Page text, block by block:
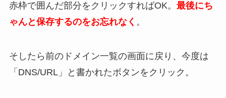
赤枠で囲んだ部分をクリックすればOK。 最後にち
ゃんと保存するのをお忘れなく 。
そしたら前のドメイン一覧の画面に戻り、今度は
「DNS/URL」と書かれたボタンをクリック。